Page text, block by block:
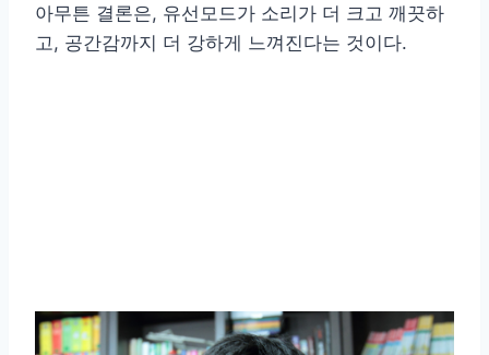
아무튼 결론은, 유선모드가 소리가 더 크고 깨끗하
고, 공간감까지 더 강하게 느껴진다는 것이다.